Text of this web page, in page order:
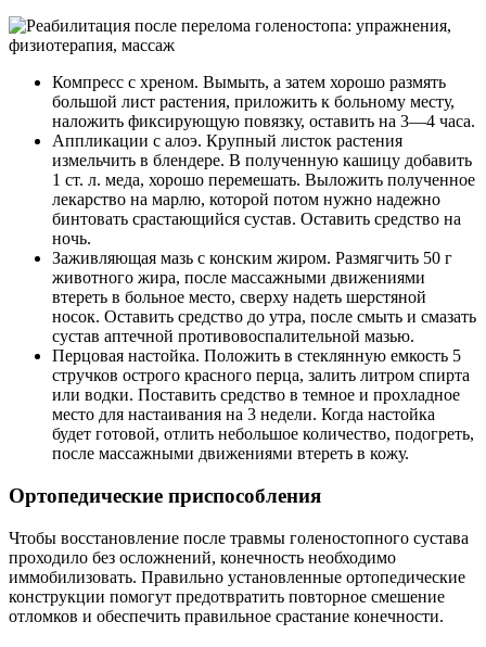
Компресс с хреном. Вымыть, а затем хорошо размять
большой лист растения, приложить к больному месту,
наложить фиксирующую повязку, оставить на 3—4 часа.
Аппликации с алоэ. Крупный листок растения
измельчить в блендере. В полученную кашицу добавить
1 ст. л. меда, хорошо перемешать. Выложить полученное
лекарство на марлю, которой потом нужно надежно
бинтовать срастающийся сустав. Оставить средство на
ночь.
Заживляющая мазь с конским жиром. Размягчить 50 г
животного жира, после массажными движениями
втереть в больное место, сверху надеть шерстяной
носок. Оставить средство до утра, после смыть и смазать
сустав аптечной противовоспалительной мазью.
Перцовая настойка. Положить в стеклянную емкость 5
стручков острого красного перца, залить литром спирта
или водки. Поставить средство в темное и прохладное
место для настаивания на 3 недели. Когда настойка
будет готовой, отлить небольшое количество, подогреть,
после массажными движениями втереть в кожу.
Ортопедические приспособления
Чтобы восстановление после травмы голеностопного сустава
проходило без осложнений, конечность необходимо
иммобилизовать. Правильно установленные ортопедические
конструкции помогут предотвратить повторное смешение
отломков и обеспечить правильное срастание конечности.